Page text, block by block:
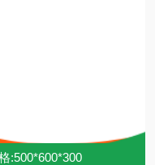
:500*600*300